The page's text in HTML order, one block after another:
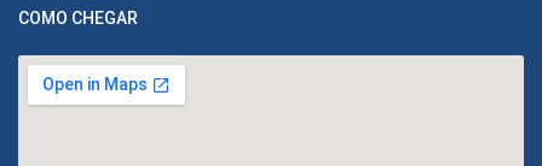
COMO CHEGAR